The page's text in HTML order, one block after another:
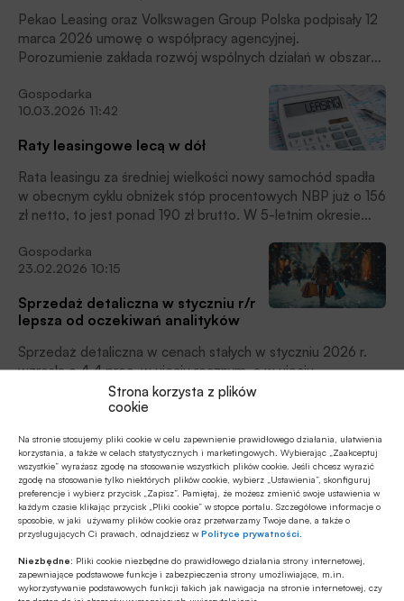
Strona korzysta z plików
cookie
Na stronie stosujemy pliki cookie w celu zapewnienie prawidłowego działania, ułatwienia
korzystania, a także w celach statystycznych i marketingowych. Wybierając „Zaakceptuj
wszystkie” wyrażasz zgodę na stosowanie wszystkich plików cookie. Jeśli chcesz wyrazić
zgodę na stosowanie tylko niektórych plików cookie, wybierz „Ustawienia”, skonfiguruj
preferencje i wybierz przycisk „Zapisz”. Pamiętaj, że możesz zmienić swoje ustawienia w
każdym czasie klikając przycisk „Pliki cookie” w stopce portalu. Szczegółowe informacje o
sposobie, w jaki używamy plików cookie oraz przetwarzamy Twoje dane, a także o
przysługujących Ci prawach, odnajdziesz wPolityce prywatności
Niezbędne: Pliki cookie niezbędne do prawidłowego działania strony internetowej,
zapewniające podstawowe funkcje i zabezpieczenia strony umożliwiające, m.in.
wykorzystywanie podstawowych funkcji takich jak nawigacja na stronie internetowej, czy
Pekao Leasing oraz Volkswagen Group Polska podpisały 12
marca 2026 umowę o współpracy agencyjnej.
Porozumienie zakłada rozwój wspólnych działań w obszarze
odzwierciedla rosnące znaczenie modeli agencyjnych w
sektorze leasingowym, czytamy w informacji prasowej.
Gospodarka
10.03.2026 11:42
Raty leasingowe lecą w dół
Rata leasingu za średniej wielkości nowy samochód spadła
w obecnym cyklu obniżek stóp procentowych NBP już o 156
zł netto, to jest ponad 190 zł brutto. W 5-letnim okresie
ponad 8 tysięcy złotych – wynika z symulacji Superauto.pl.
Gospodarka
23.02.2026 10:15
Sprzedaż detaliczna w styczniu r/r
lepsza od oczekiwań analityków
Sprzedaż detaliczna w cenach stałych w styczniu 2026 r.
wzrosła o 4,4 proc. w ujęciu rocznym, a w ujęciu
miesięcznym spadła o 17,8 proc. – podał Główny Urząd
Statystyczny. Sprzedaż detaliczna w cenach bieżących w
19.02.2026 09:07
Prawie 3,3 mld zł zaległych
płatności w sektorze TSL na koniec grudnia ‘25
Dane o przeterminowanych zobowiązaniach z Rejestru
pokazują, że łączne zadłużenie branży TSL na koniec 2025
wyniosło prawie 3,3 mld zł, a zaległe płatności posiadało